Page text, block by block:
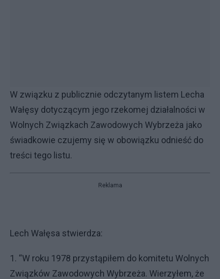
W związku z publicznie odczytanym listem Lecha
Wałęsy dotyczącym jego rzekomej działalności w
Wolnych Związkach Zawodowych Wybrzeża jako
świadkowie czujemy się w obowiązku odnieść do
treści tego listu.
Reklama
Lech Wałęsa stwierdza:
1. “W roku 1978 przystąpiłem do komitetu Wolnych
Związków Zawodowych Wybrzeża. Wierzyłem, że